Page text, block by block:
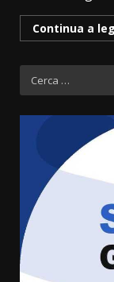
Continua a
Ricerca
per: